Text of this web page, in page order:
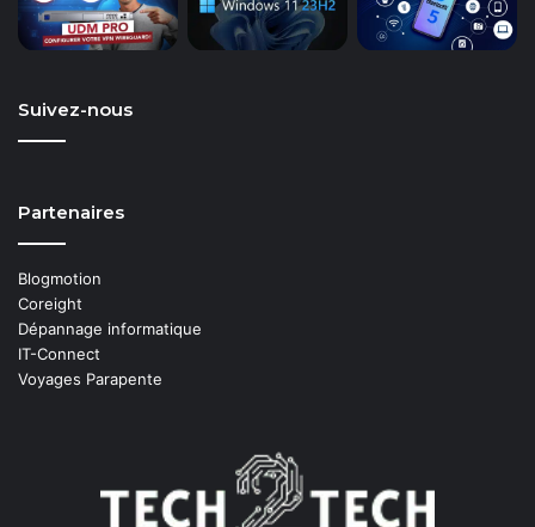
Suivez-nous
Partenaires
Blogmotion
Coreight
Dépannage informatique
IT-Connect
Voyages Parapente